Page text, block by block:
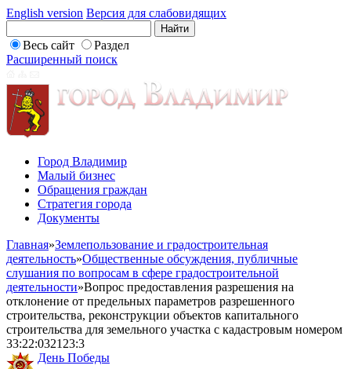
English version Версия для слабовидящих
Весь сайт
Раздел
Расширенный поиск
Город Владимир
Малый бизнес
Обращения граждан
Стратегия города
Документы
Главная»Землепользование и градостроительная
деятельность»Общественные обсуждения, публичные
слушания по вопросам в сфере градостроительной
деятельности»Вопрос предоставления разрешения на
отклонение от предельных параметров разрешенного
строительства, реконструкции объектов капитального
строительства для земельного участка с кадастровым номером
33:22:032123:3
День Победы